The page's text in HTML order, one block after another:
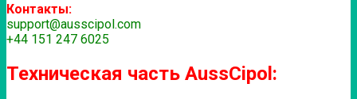
Контакты:
support@ausscipol.com
+44 151 247 6025
Техническая часть AussCipol: